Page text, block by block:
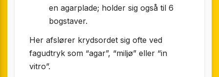
en agarplade; holder sig også til 6
bogstaver.
Her afslører krydsordet sig ofte ved
fagudtryk som “agar”, “miljø” eller “in
vitro”.